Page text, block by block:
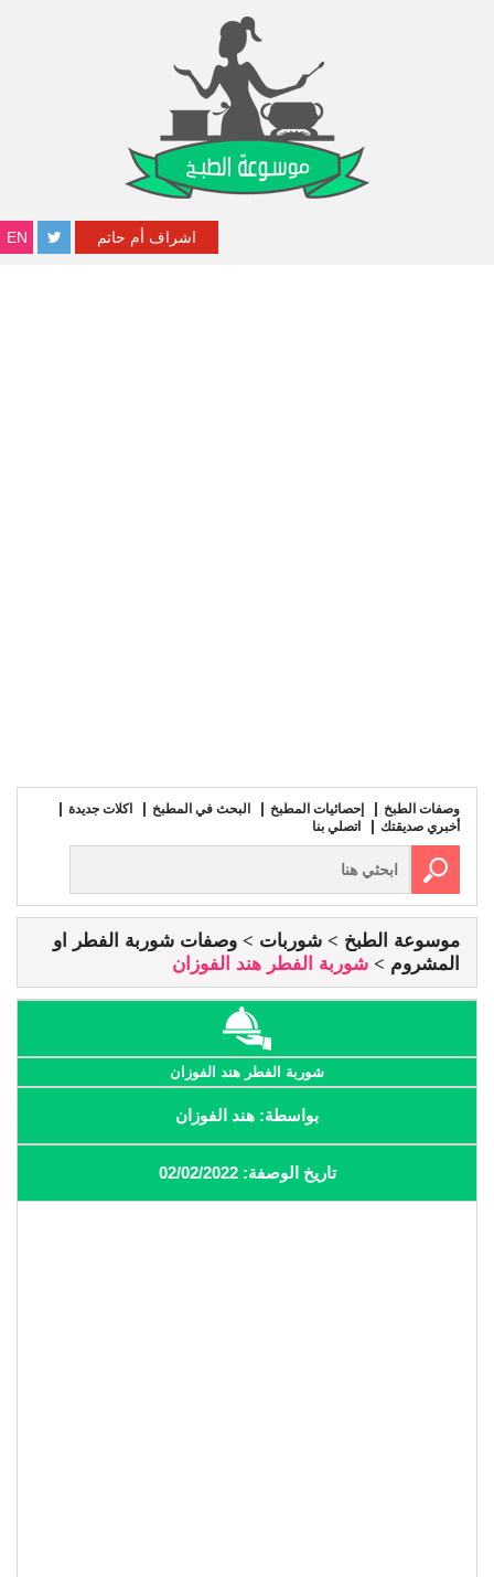
EN اشراف أم حاتم
وصفات الطبخ إحصائيات المطبخ البحث في المطبخ
اكلات جديدة
أخبري صديقتك
اتصلي بنا
موسوعة الطبخ شوربات
وصفات شوربة الفطر او
المشروم
شوربة الفطر هند الفوزان
شوربة الفطر هند الفوزان
بواسطة: هند الفوزان
تاريخ الوصفة: 02/02/2022